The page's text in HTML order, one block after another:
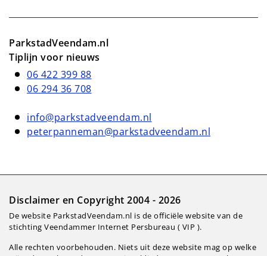
ParkstadVeendam.nl
Tiplijn voor nieuws
06 422 399 88
06 294 36 708
info@parkstadveendam.nl
peterpanneman@parkstadveendam.nl
Disclaimer en Copyright 2004 - 2026
De website ParkstadVeendam.nl is de officiële website van de
stichting Veendammer Internet Persbureau ( VIP ).
Alle rechten voorbehouden. Niets uit deze website mag op welke